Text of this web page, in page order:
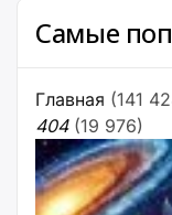
Самые
Главная (141
404 (19 976)